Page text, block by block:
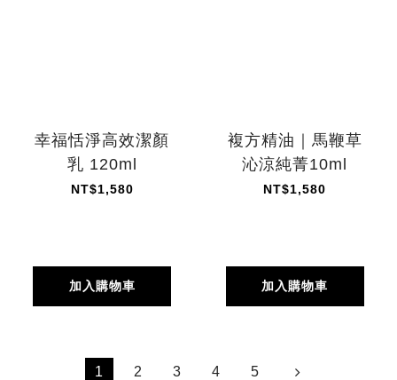
幸福恬淨高效潔顏
乳 120ml
NT$1,580
加入購物車
複方精油｜馬鞭草
沁涼純菁10ml
NT$1,580
加入購物車
1 2 3 4 5